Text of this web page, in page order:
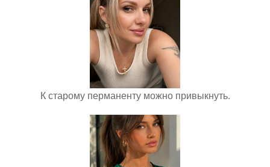
К старому перманенту можно привыкнуть.